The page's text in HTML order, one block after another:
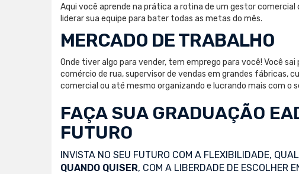
Aqui você aprende na prática a rotina de um gestor
liderar sua equipe para bater todas as metas do mês.
MERCADO DE TRABALHO
Onde tiver algo para vender, tem emprego para você! Você
comércio de rua, supervisor de vendas em grandes fábricas,
comercial ou até mesmo organizando e lucrando mais com o
FAÇA SUA GRADUAÇÃO
FUTURO
INVISTA NO SEU FUTURO COM A FLEXIBILIDADE,
QUANDO QUISER, COM A LIBERDADE DE ESCOLHER